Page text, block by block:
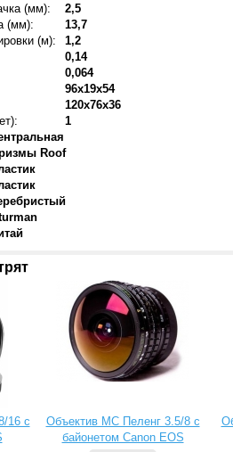
(мм):
2,5
(мм):
13,7
(м):
1,2
0,14
0,064
96x19x54
120x76x36
1
Roof
16 с
Объектив МС Пеленг 3.5/8 с
байонетом Canon EOS